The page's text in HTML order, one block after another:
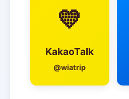
💛
KakaoTalk
@wiatrip